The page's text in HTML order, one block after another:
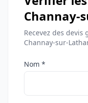
Channay-
Recevez des
Channay-sur-
Nom *